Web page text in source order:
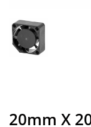
20mm X